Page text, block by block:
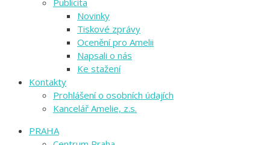
Publicita
Novinky
Tiskové zprávy
Ocenění pro Amelii
Napsali o nás
Ke stažení
Kontakty
Prohlášení o osobních údajích
Kancelář Amelie, z.s.
PRAHA